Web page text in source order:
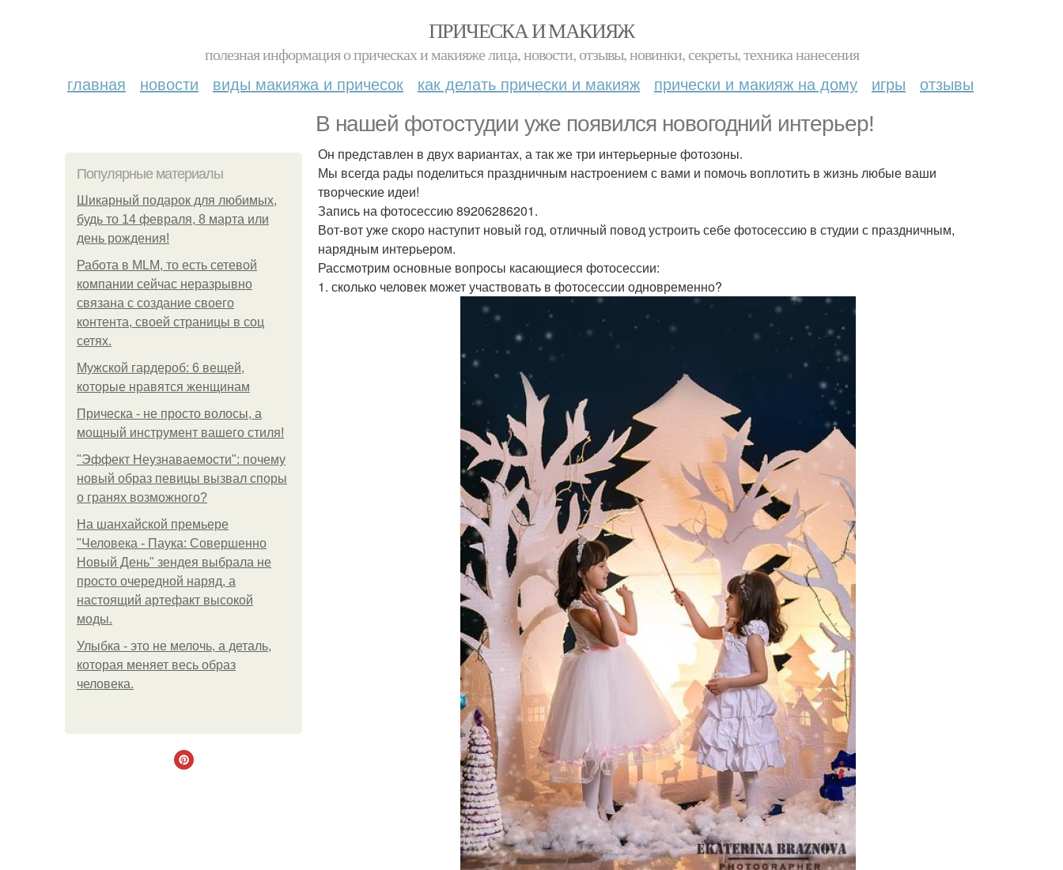
ПРИЧЕСКА И МАКИЯЖ
полезная информация о прическах и макияже лица, новости, отзывы, новинки, секреты, техника нанесения
главная новости виды макияжа и причесок как делать прически и макияж прически и макияж на дому игры отзывы
В нашей фотостудии уже появился новогодний интерьер!
Популярные материалы
Шикарный подарок для любимых,
будь то 14 февраля, 8 марта или
день рождения!
Работа в MLM, то есть сетевой
компании сейчас неразрывно
связана с создание своего
контента, своей страницы в соц
сетях.
Мужской гардероб: 6 вещей,
которые нравятся женщинам
Прическа - не просто волосы, а
мощный инструмент вашего стиля!
"Эффект Неузнаваемости": почему
новый образ певицы вызвал споры
о гранях возможного?
На шанхайской премьере
"Человека - Паука: Совершенно
Новый День" зендея выбрала не
просто очередной наряд, а
настоящий артефакт высокой
моды.
Улыбка - это не мелочь, а деталь,
которая меняет весь образ
человека.
Он представлен в двух вариантах, а так же три интерьерные фотозоны.
Мы всегда рады поделиться праздничным настроением с вами и помочь воплотить в жизнь любые ваши
творческие идеи!
Запись на фотосессию 89206286201.
Вот-вот уже скоро наступит новый год, отличный повод устроить себе фотосессию в студии с праздничным,
нарядным интерьером.
Рассмотрим основные вопросы касающиеся фотосессии:
1. сколько человек может участвовать в фотосессии одновременно?